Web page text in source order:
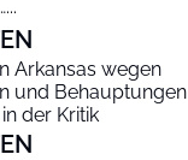
Arkansas wegen
und Behauptungen
der Kritik